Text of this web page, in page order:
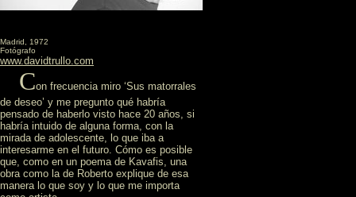
Madrid, 1972
Fotógrafo
www.davidtrullo.com
Con frecuencia miro ‘Sus matorrales
de deseo’ y me pregunto qué habría
pensado de haberlo visto hace 20 años, si
habría intuido de alguna forma, con la
mirada de adolescente, lo que iba a
interesarme en el futuro. Cómo es posible
que, como en un poema de Kavafis, una
obra como la de Roberto explique de esa
manera lo que soy y lo que me importa